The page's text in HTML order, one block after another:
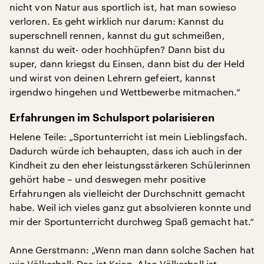
nicht von Natur aus sportlich ist, hat man sowieso
verloren. Es geht wirklich nur darum: Kannst du
superschnell rennen, kannst du gut schmeißen,
kannst du weit- oder hochhüpfen? Dann bist du
super, dann kriegst du Einsen, dann bist du der Held
und wirst von deinen Lehrern gefeiert, kannst
irgendwo hingehen und Wettbewerbe mitmachen.“
Erfahrungen im Schulsport polarisieren
Helene Teile: „Sportunterricht ist mein Lieblingsfach.
Dadurch würde ich behaupten, dass ich auch in der
Kindheit zu den eher leistungsstärkeren Schülerinnen
gehört habe – und deswegen mehr positive
Erfahrungen als vielleicht der Durchschnitt gemacht
habe. Weil ich vieles ganz gut absolvieren konnte und
mir der Sportunterricht durchweg Spaß gemacht hat.“
Anne Gerstmann: „Wenn man dann solche Sachen hat